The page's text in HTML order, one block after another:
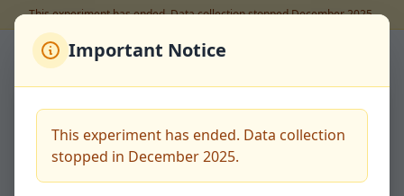
Important Notice
This experiment has ended. Data collection
stopped in December 2025.
This experiment has ended. Data collection stopped December 2025.
Back to Rankings
朝日 伸光
Code: 100104352
68.3%